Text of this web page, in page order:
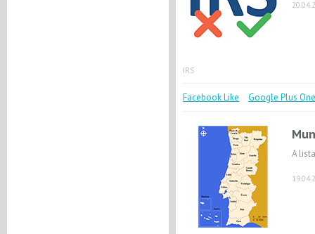
IRS
Facebook Like Google Plus One
A